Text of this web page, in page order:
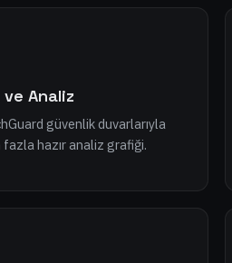
Analiz
güvenlik duvarlarıyla
hazır analiz grafiği.